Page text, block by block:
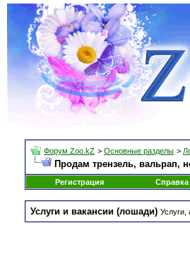
Форум Zoo.kZ > Основные разделы >
Продам трензель, вальрап,
Регистрация Справка
Услуги и вакансии (лошади) Услуги,